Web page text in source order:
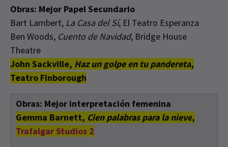
Obras: Mejor Papel Secundario
Bart Lambert, La Casa del Sí, El Teatro Esperanza
Ben Woods, Cuento de Navidad, Bridge House
Theatre
John Sackville, Haz un golpe en tu pandereta,
Teatro Finborough
Obras: Mejor interpretación femenina
Gemma Barnett, Cien palabras para la nieve,
Trafalgar Studios 2